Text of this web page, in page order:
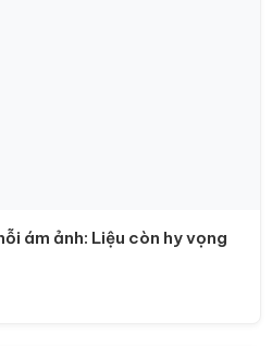
ám ảnh: Liệu còn hy vọng